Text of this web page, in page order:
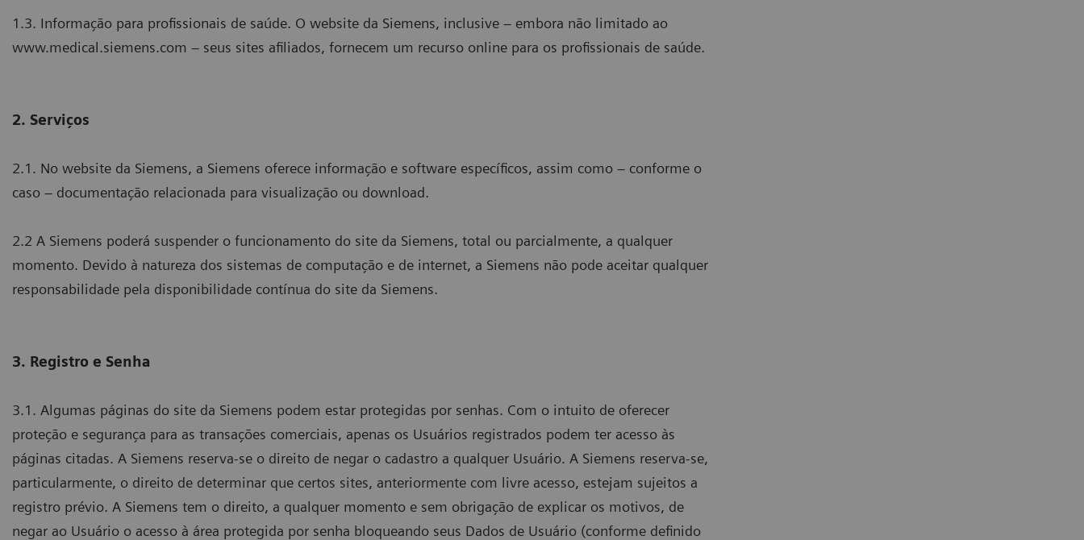
1.3. Informação para profissionais de saúde. O website da Siemens, inclusive – embora não limitado ao
www.medical.siemens.com – seus sites afiliados, fornecem um recurso online para os profissionais de saúde.
2. Serviços
2.1. No website da Siemens, a Siemens oferece informação e software específicos, assim como – conforme o
caso – documentação relacionada para visualização ou download.
2.2 A Siemens poderá suspender o funcionamento do site da Siemens, total ou parcialmente, a qualquer
momento. Devido à natureza dos sistemas de computação e de internet, a Siemens não pode aceitar qualquer
responsabilidade pela disponibilidade contínua do site da Siemens.
3. Registro e Senha
3.1. Algumas páginas do site da Siemens podem estar protegidas por senhas. Com o intuito de oferecer
proteção e segurança para as transações comerciais, apenas os Usuários registrados podem ter acesso às
páginas citadas. A Siemens reserva-se o direito de negar o cadastro a qualquer Usuário. A Siemens reserva-se,
particularmente, o direito de determinar que certos sites, anteriormente com livre acesso, estejam sujeitos a
registro prévio. A Siemens tem o direito, a qualquer momento e sem obrigação de explicar os motivos, de
negar ao Usuário o acesso à área protegida por senha bloqueando seus Dados de Usuário (conforme definido